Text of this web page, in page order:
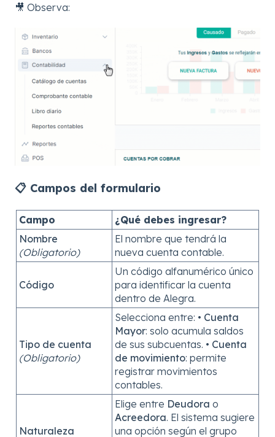
🎥 Observa:
📋 Campos del formulario
Campo
¿Qué debes ingresar?
Nombre
(Obligatorio)
El nombre que tendrá la
nueva cuenta contable.
Código
Un código alfanumérico único
para identificar la cuenta
dentro de Alegra.
Tipo de cuenta
(Obligatorio)
Selecciona entre: • Cuenta
Mayor: solo acumula saldos
de sus subcuentas. • Cuenta
de movimiento: permite
registrar movimientos
contables.
Naturaleza
Elige entre Deudora o
Acreedora. El sistema sugiere
una opción según el grupo